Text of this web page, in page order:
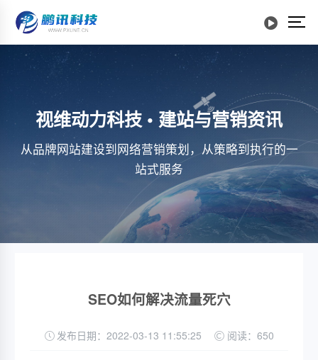
视维动力科技 • 建站与营销资讯
从品牌网站建设到网络营销策划，从策略到执行的一
站式服务
SEO如何解决流量死穴
发布日期：2022-03-13 11:55:25 阅读：650